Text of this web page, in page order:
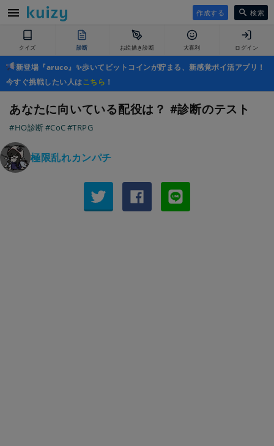
作成する 検索
クイズ 診断 お絵描き診断 大喜利 ログイン
新登場『aruco』✨歩いてビットコインが貯まる、新感覚ポイ活アプリ！
今すぐ挑戦したい人はこちら ！
あなたに向いている配役は？ #診断のテスト
#HO診断#CoC#TRPG
極限乱れカンパチ